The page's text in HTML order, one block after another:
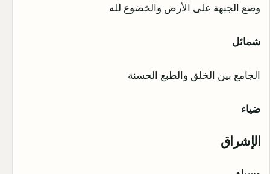
وضع الجبهة على الأرض والخضوع لله
شمائل
الجامع بين الخلق والطبع الحسنة
ضياء
الإشراق